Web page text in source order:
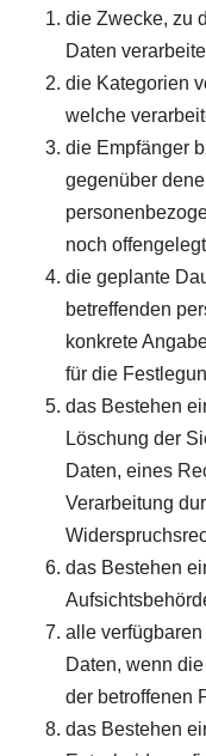
die Zwecke, zu
Daten
die Kategorien
welche
die Empfänger
gegenüber
noch
die geplante
betreffenden
konkrete
für die
das Bestehen
Löschung der
Daten, eines
Verarbeitung
das Bestehen
alle
Daten, wenn
der betroffenen
das Bestehen